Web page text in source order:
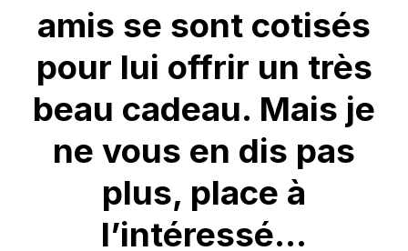
amis se sont cotisés
pour lui offrir un très
beau cadeau. Mais je
ne vous en dis pas
plus, place à
l’intéressé…